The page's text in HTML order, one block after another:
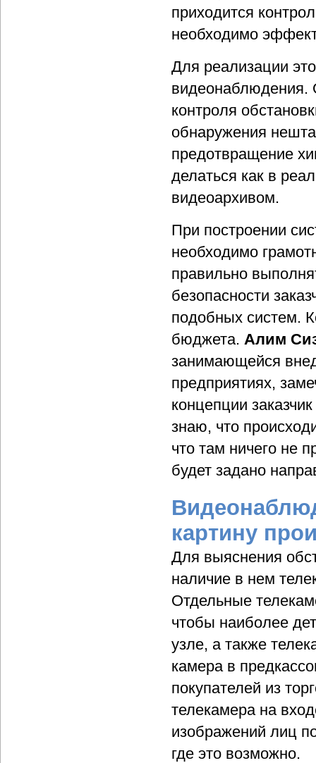
приходится
необходимо
Для реализации
видеонаблюдения.
контроля
обнаружения
предотвращение
делаться как в
видеоархивом.
При построении
необходимо
правильно
безопасности
подобных систем.
бюджета. Алим
занимающейся
предприятиях,
концепции
знаю, что
что там ничего не
будет задано
картину
Для выяснения
наличие в нем
Отдельные
чтобы наиболее
узле, а также
камера в
покупателей из
телекамера на
изображений лиц
где это возможно.